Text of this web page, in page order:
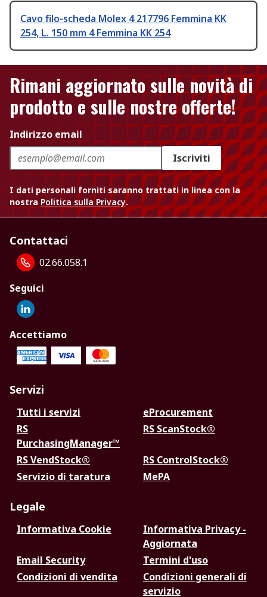
Cavo filo-scheda Molex 4 217796 Femmina KK
254, L. 150 mm 4 Femmina KK 254
Rimani aggiornato sulle novità di
prodotto e sulle nostre offerte!
Indirizzo email
Iscriviti
I dati personali forniti saranno trattati in linea con la
nostra Politica sulla Privacy.
Contattaci
02.66.058.1
Seguici
Accettiamo
Servizi
Tutti i servizi
eProcurement
RS
PurchasingManager™
RS ScanStock®
RS VendStock®
RS ControlStock®
Servizio di taratura
MePA
Legale
Informativa Cookie
Informativa Privacy -
Aggiornata
Email Security
Termini d'uso
Condizioni di vendita
Condizioni generali di
servizio